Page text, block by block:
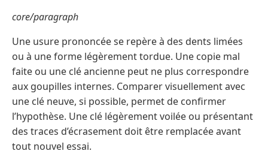
core/paragraph
Une usure prononcée se repère à des dents limées
ou à une forme légèrement tordue. Une copie mal
faite ou une clé ancienne peut ne plus correspondre
aux goupilles internes. Comparer visuellement avec
une clé neuve, si possible, permet de confirmer
l’hypothèse. Une clé légèrement voilée ou présentant
des traces d’écrasement doit être remplacée avant
tout nouvel essai.